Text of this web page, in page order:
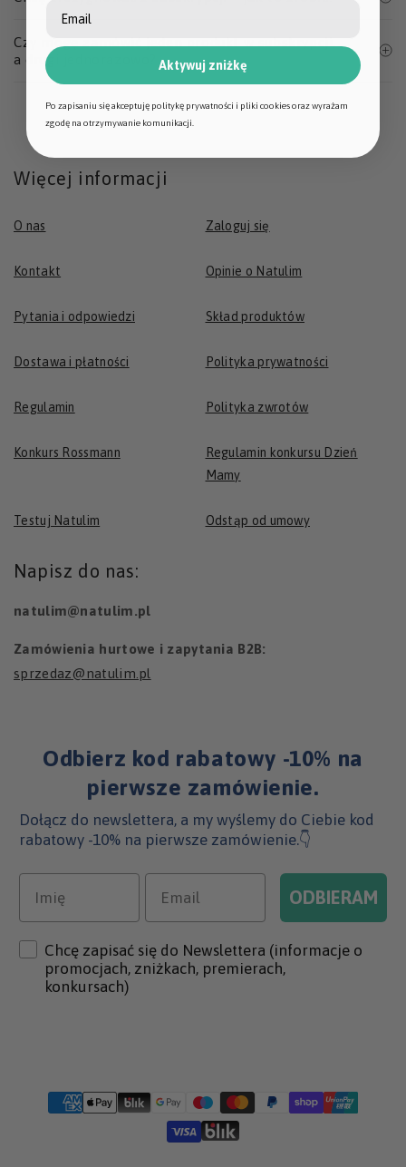
Czy mogę zamówić jeden produkt w subskrypcji,
a drugi jednorazowo?
Więcej informacji
O nas Zaloguj się
Kontakt Opinie o Natulim
Pytania i odpowiedzi Skład produktów
Dostawa i płatności Polityka prywatności
Regulamin Polityka zwrotów
Konkurs Rossmann
Regulamin konkursu Dzień
Mamy
Testuj Natulim Odstąp od umowy
Napisz do nas:
natulim@natulim.pl
Zamówienia hurtowe i zapytania B2B:
sprzedaz@natulim.pl
Odbierz kod rabatowy -10% na
pierwsze zamówienie.
Dołącz do newslettera, a my wyślemy do Ciebie kod
rabatowy -10% na pierwsze zamówienie.👇
ODBIERAM
CheckChcę zapisać się do Newslettera (informacje o
promocjach, zniżkach, premierach,
konkursach)
Metody
Aktywuj zniżkę
Po zapisaniu się akceptuję politykę prywatności i pliki cookies oraz wyrażam
zgodę na otrzymywanie komunikacji.